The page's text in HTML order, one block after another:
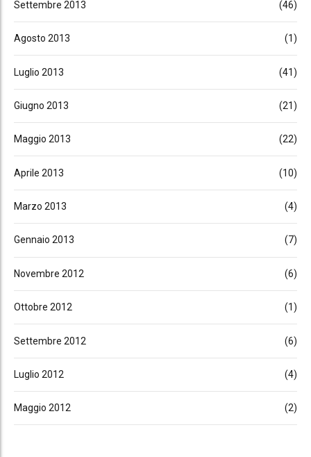
Settembre 2013 (46)
Agosto 2013 (1)
Luglio 2013 (41)
Giugno 2013 (21)
Maggio 2013 (22)
Aprile 2013 (10)
Marzo 2013 (4)
Gennaio 2013 (7)
Novembre 2012 (6)
Ottobre 2012 (1)
Settembre 2012 (6)
Luglio 2012 (4)
Maggio 2012 (2)